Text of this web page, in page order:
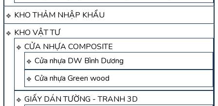
KHO THẢM NHẬP KHẨU
KHO VẬT TƯ
CỬA NHỰA COMPOSITE
Cửa nhựa DW Bình Dương
Cửa nhựa Green wood
GIẤY DÁN TƯỜNG - TRANH 3D